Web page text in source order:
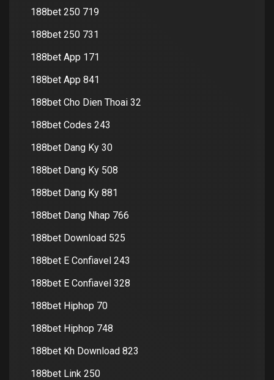
188bet 250 719
188bet 250 731
188bet App 171
188bet App 841
188bet Cho Dien Thoai 32
188bet Codes 243
188bet Dang Ky 30
188bet Dang Ky 508
188bet Dang Ky 881
188bet Dang Nhap 766
188bet Download 525
188bet E Confiavel 243
188bet E Confiavel 328
188bet Hiphop 70
188bet Hiphop 748
188bet Kh Download 823
188bet Link 250